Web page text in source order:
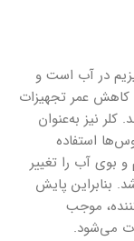
در آب است و
کاهش عمر تجهیزات
کلر نیز به‌عنوان
استفاده
بوی آب را تغییر
بنابراین پایش
موجب
می‌شود.